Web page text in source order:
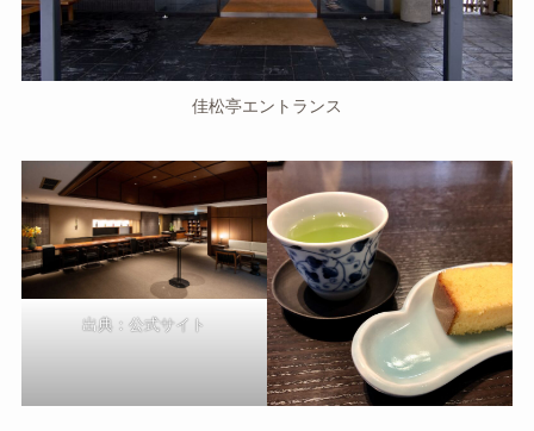
佳松亭エントランス
出典：公式サイト